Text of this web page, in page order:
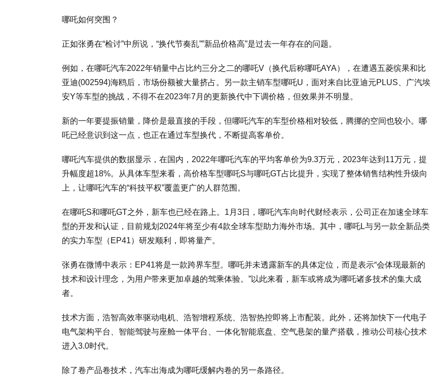
哪吒如何突围？
正如张勇在“检讨”中所说，“换代节奏乱””新品价格高”是过去一年存在的问题。
例如，在哪吒汽车2022年销量中占比约三分之二的哪吒V（换代后称哪吒AYA），在遭遇五菱缤果和比
亚迪(002594)海鸥后，市场份额被大量挤占。另一款主销车型哪吒U，面对来自比亚迪元PLUS、广汽埃
安Y等车型的挑战，不得不在2023年7月的更新换代中下调价格，但效果并不明显。
新的一年要提振销量，降价是最直接的手段，但哪吒汽车的车型价格相对较低，腾挪的空间也较小。哪
吒已经意识到这一点，也正在通过车型换代，不断提高客单价。
哪吒汽车提供的数据显示，在国内，2022年哪吒汽车的平均客单价为9.3万元，2023年达到11万元，提
升幅度超18%。从具体车型来看，高价格车型哪吒S与哪吒GT占比提升，实现了整体销售结构性升级向
上，让哪吒汽车的“科技平权”覆盖更广的人群范围。
在哪吒S和哪吒GT之外，新车也已经在路上。1月3日，哪吒汽车向时代财经表示，公司正在加速全球车
型的开发和认证，目前规划2024年将至少有4款全球车型助力海外市场。其中，哪吒L与另一款全新品类
的实力车型（EP41）研发顺利，即将量产。
张勇在微博中表示：EP41将是一款跨界车型。哪吒并未透露新车的具体定位，而是表示“会体现最新的
技术和设计理念，为用户带来更加卓越的驾乘体验。”以此来看，新车或将成为哪吒诸多技术的集大成
者。
技术方面，浩智高效率驱动电机、浩智增程系统、浩智热控即将上市配装。此外，还将加快下一代电子
电气架构平台、智能驾驶与座舱一体平台、一体化智能底盘、空气悬架的量产搭载，推动公司核心技术
进入3.0时代。
除了卷产品卷技术，汽车出海成为哪吒缓解内卷的另一条路径。